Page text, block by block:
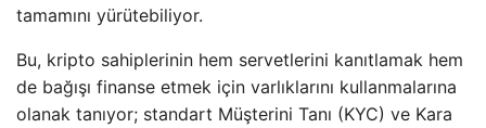
tamamını yürütebiliyor.
Bu, kripto sahiplerinin hem servetlerini kanıtlamak hem
de bağışı finanse etmek için varlıklarını kullanmalarına
olanak tanıyor; standart Müşterini Tanı (KYC) ve Kara